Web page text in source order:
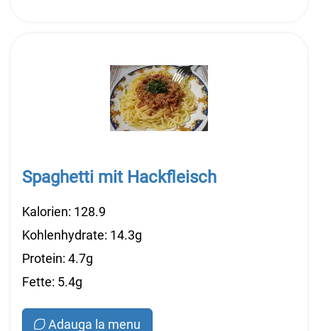
Spaghetti mit Hackfleisch
Kalorien: 128.9
Kohlenhydrate: 14.3g
Protein: 4.7g
Fette: 5.4g
Adauga la menu